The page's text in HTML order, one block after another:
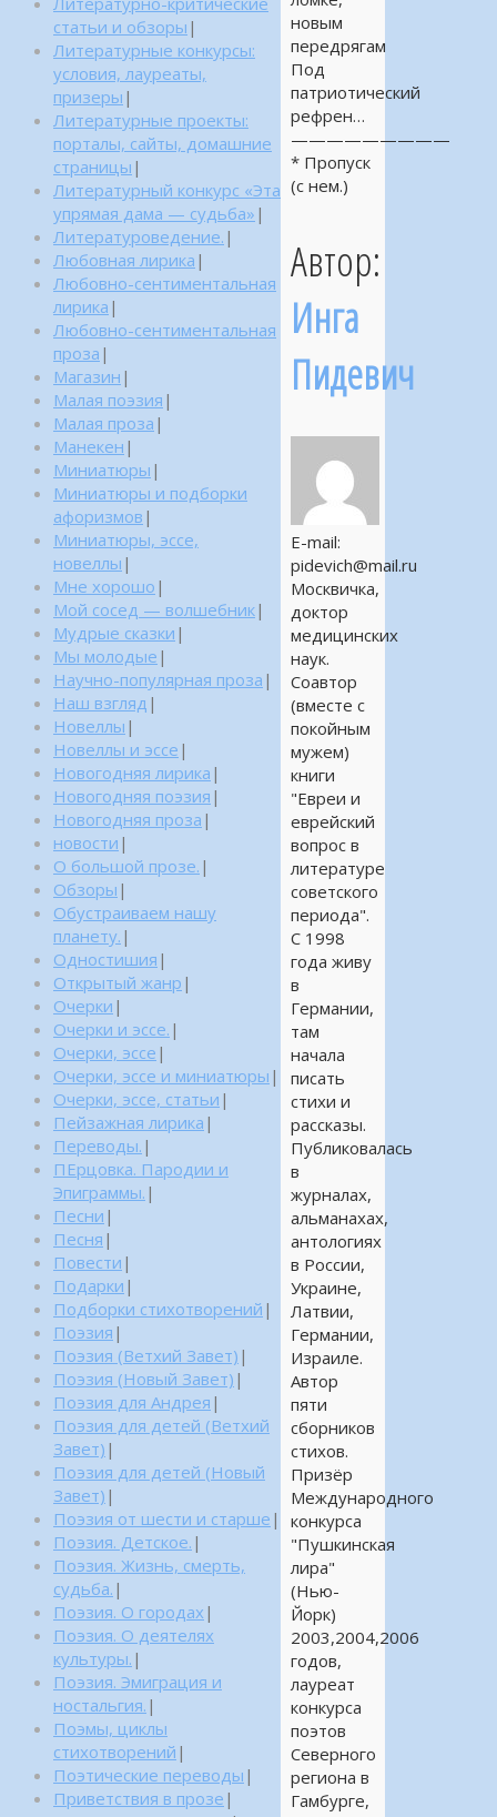
новым
передрягам
Под
патриотический
рефрен…
—————————
* Пропуск
(с нем.)
Автор:
Инга
Пидевич
E-mail:
pidevich@mail.ru
Москвичка,
доктор
медицинских
наук.
Соавтор
(вместе с
покойным
мужем)
книги
"Евреи и
еврейский
вопрос в
литературе
советского
периода".
С 1998
года живу
в
Германии,
там
начала
писать
стихи и
рассказы.
Публиковалась
в
журналах,
альманахах,
антологиях
в России,
Украине,
Латвии,
Германии,
Израиле.
Автор
пяти
сборников
стихов.
Призёр
Международного
конкурса
"Пушкинская
лира"
(Нью-
Йорк)
2003,2004,2006
годов,
лауреат
конкурса
поэтов
Северного
региона в
Гамбурге,
статьи и обзоры |
Литературные конкурсы:
условия, лауреаты,
призеры |
Литературные проекты:
порталы, сайты, домашние
страницы |
Литературный конкурс «Эта
упрямая дама — судьба» |
Литературоведение. |
Любовная лирика |
Любовно-сентиментальная
лирика |
Любовно-сентиментальная
проза |
Магазин |
Малая поэзия |
Малая проза |
Манекен |
Миниатюры |
Миниатюры и подборки
афоризмов |
Миниатюры, эссе,
новеллы |
Мне хорошо |
Мой сосед — волшебник|
Мудрые сказки |
Мы молодые |
Научно-популярная проза |
Наш взгляд |
Новеллы |
Новеллы и эссе |
Новогодняя лирика |
Новогодняя поэзия |
Новогодняя проза |
новости |
О большой прозе. |
Обзоры |
Обустраиваем нашу
планету. |
Одностишия |
Открытый жанр |
Очерки |
Очерки и эссе. |
Очерки, эссе |
Очерки, эссе и миниатюры |
Очерки, эссе, статьи |
Пейзажная лирика |
Переводы. |
ПЕрцовка. Пародии и
Эпиграммы. |
Песни |
Песня |
Повести |
Подарки |
Подборки стихотворений |
Поэзия |
Поэзия (Ветхий Завет) |
Поэзия (Новый Завет) |
Поэзия для Андрея |
Поэзия для детей (Ветхий
Завет) |
Поэзия для детей (Новый
Завет) |
Поэзия от шести и старше |
Поэзия. Детское. |
Поэзия. Жизнь, смерть,
судьба. |
Поэзия. О городах |
Поэзия. О деятелях
культуры. |
Поэзия. Эмиграция и
ностальгия. |
Поэмы, циклы
стихотворений |
Поэтические переводы |
Приветствия в прозе |